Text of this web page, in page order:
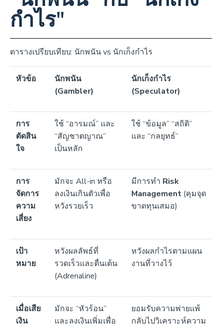
กำไร"
ตารางเปรียบเทียบ: นักพนัน vs นักเก็งกำไร
หัวข้อ
นักพนัน
(Gambler)
นักเก็งกำไร
(Speculator)
การ
ตัดสิน
ใจ
ใช้ “อารมณ์” และ
“สัญชาตญาณ”
เป็นหลัก
ใช้ “ข้อมูล” “สถิติ”
และ “กลยุทธ์”
การ
จัดการ
ความ
เสี่ยง
มักจะ All-in หรือ
ลงเงินเกินตัวเพื่อ
หวังรวยเร็ว
มีการทำ Risk
Management (คุมจุด
ขาดทุนเสมอ)
เป้า
หมาย
หวังผลลัพธ์ที่
รวดเร็วและตื่นเต้น
(Adrenaline)
หวังผลกำไรตามแผน
งานที่วางไว้
เมื่อเสีย
เงิน
มักจะ “หัวร้อน”
และลงเงินเพิ่มเพื่อ
ยอมรับความพ่ายแพ้
กลับไปวิเคราะห์ความ